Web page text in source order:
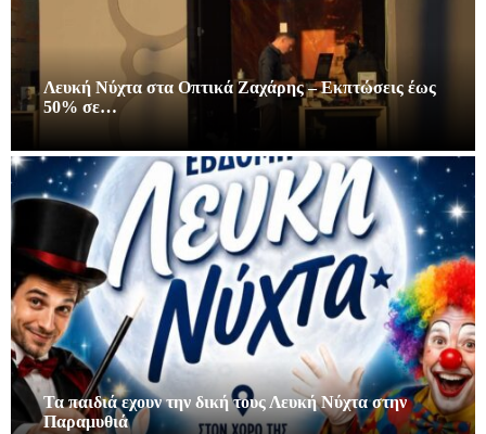
Λευκή Νύχτα στα Οπτικά Ζαχάρης – Εκπτώσεις έως
50% σε…
Τα παιδιά εχουν την δική τους Λευκή Νύχτα στην
Παραμυθιά